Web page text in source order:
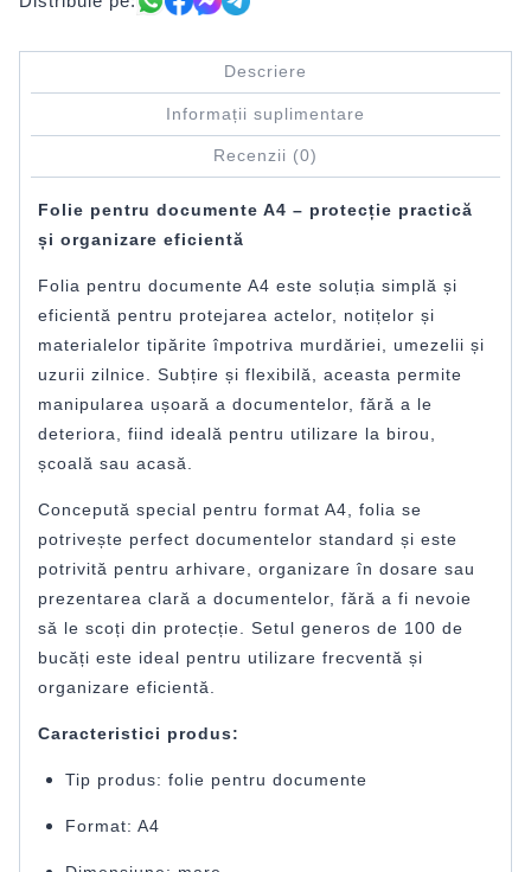
Descriere
Informații suplimentare
Recenzii (0)
Folie pentru documente A4 – protecție practică
și organizare eficientă
Folia pentru documente A4 este soluția simplă și
eficientă pentru protejarea actelor, notițelor și
materialelor tipărite împotriva murdăriei, umezelii și
uzurii zilnice. Subțire și flexibilă, aceasta permite
manipularea ușoară a documentelor, fără a le
deteriora, fiind ideală pentru utilizare la birou,
școală sau acasă.
Concepută special pentru format A4, folia se
potrivește perfect documentelor standard și este
potrivită pentru arhivare, organizare în dosare sau
prezentarea clară a documentelor, fără a fi nevoie
să le scoți din protecție. Setul generos de 100 de
bucăți este ideal pentru utilizare frecventă și
organizare eficientă.
Caracteristici produs:
Tip produs: folie pentru documente
Format: A4